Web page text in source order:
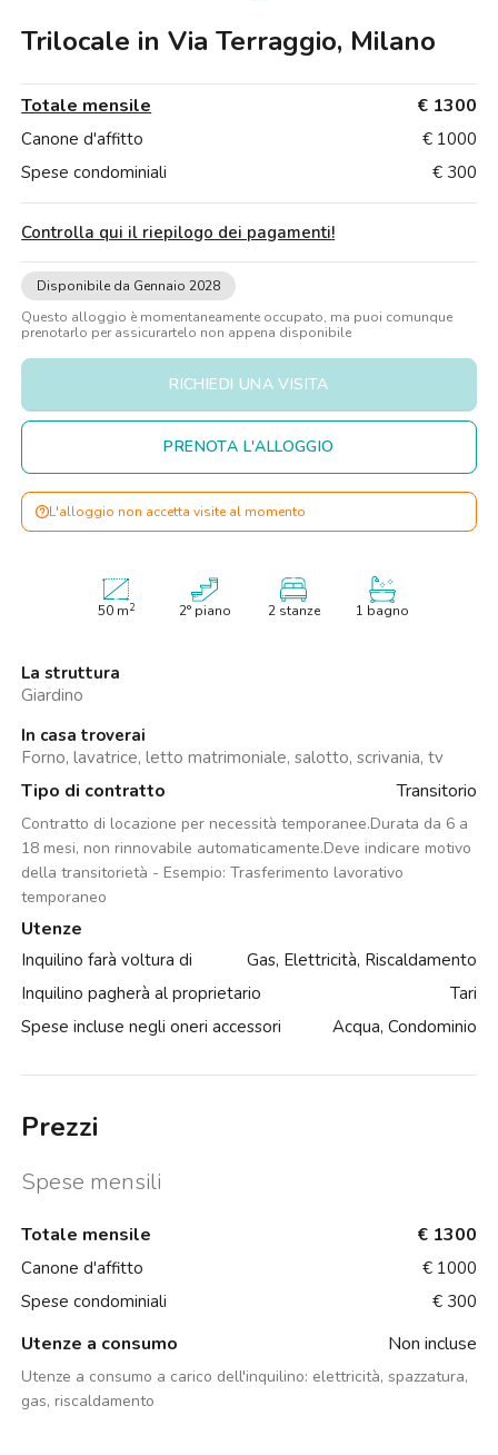
Napoli
Catania
Padova
Trilocale in Via Terraggio, Milano
Totale mensile € 1300
Canone d'affitto
€ 1000
Spese condominiali
€ 300
Controlla qui il riepilogo dei pagamenti!
Disponibile da Gennaio 2028
Questo alloggio è momentaneamente occupato, ma puoi comunque
prenotarlo per assicurartelo non appena disponibile
RICHIEDI UNA VISITA
PRENOTA L'ALLOGGIO
L'alloggio non accetta visite al momento
50m2 2° piano 2 stanze 1 bagno
La struttura
Giardino
In casa troverai
Forno, lavatrice, letto matrimoniale, salotto, scrivania, tv
Tipo di contratto Transitorio
Contratto di locazione per necessità temporanee.Durata da 6 a
18 mesi, non rinnovabile automaticamente.Deve indicare motivo
della transitorietà - Esempio: Trasferimento lavorativo
temporaneo
Utenze
Inquilino farà voltura di
Gas, Elettricità, Riscaldamento
Inquilino pagherà al proprietario
Tari
Spese incluse negli oneri accessori
Acqua, Condominio
Prezzi
Spese mensili
Totale mensile € 1300
Canone d'affitto
€ 1000
Spese condominiali
€ 300
Utenze a consumo Non incluse
Utenze a consumo a carico dell'inquilino: elettricità, spazzatura,
gas, riscaldamento